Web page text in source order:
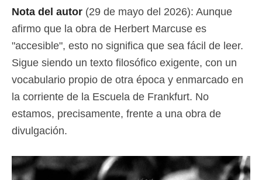
Nota del autor (29 de mayo del 2026): Aunque
afirmo que la obra de Herbert Marcuse es
"accesible", esto no significa que sea fácil de leer.
Sigue siendo un texto filosófico exigente, con un
vocabulario propio de otra época y enmarcado en
la corriente de la Escuela de Frankfurt. No
estamos, precisamente, frente a una obra de
divulgación.